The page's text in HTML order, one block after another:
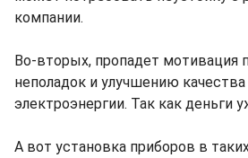
компании.
Во-вторых, пропадет мотивация
неполадок и улучшению
электроэнергии. Так как деньги
А вот установка приборов в